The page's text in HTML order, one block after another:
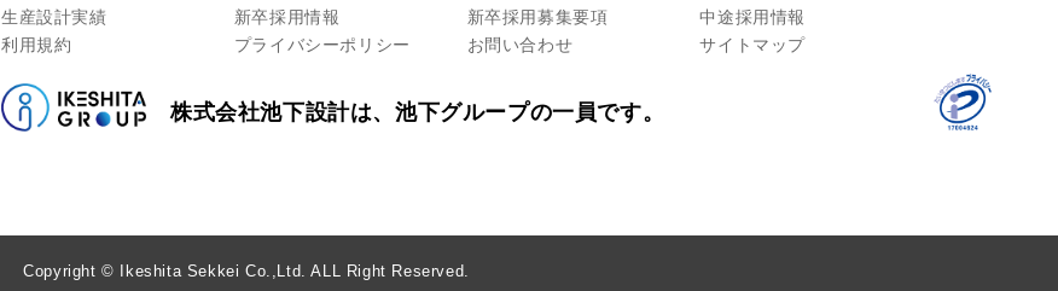
生産設計実績
新卒採用情報 新卒採用募集要項
中途採用情報
利用規約
プライバシーポリシー お問い合わせ サイトマップ
株式会社池下設計は、池下グループの一員です。
Copyright © Ikeshita Sekkei Co.,Ltd. ALL Right Reserved.